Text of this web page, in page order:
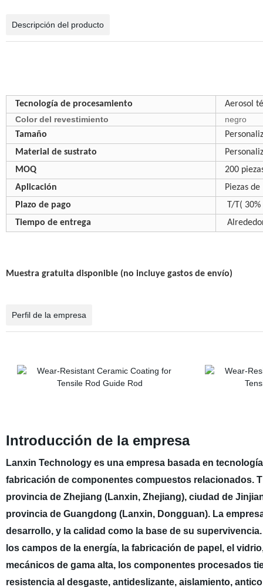
Descripción del producto
Tecnología de procesamiento
Aerosol
Color del revestimiento
negro
Tamaño
Material de sustrato
MOQ
200
Aplicación
Piezas
Plazo de pago
T/T(
Tiempo de entrega
Muestra gratuita disponible (no incluye gastos de envío)
Perfil de la empresa
Introducción de la empresa
Lanxin Technology es una empresa basada en
fabricación de componentes compuestos relacionados.
provincia de Zhejiang (Lanxin, Zhejiang), ciudad de
provincia de Guangdong (Lanxin, Dongguan). La
desarrollo, y la calidad como la base de su
los campos de la energía, la fabricación de papel, el
mecánicos de gama alta, los componentes procesados
resistencia al desgaste, antideslizante, aislamiento,